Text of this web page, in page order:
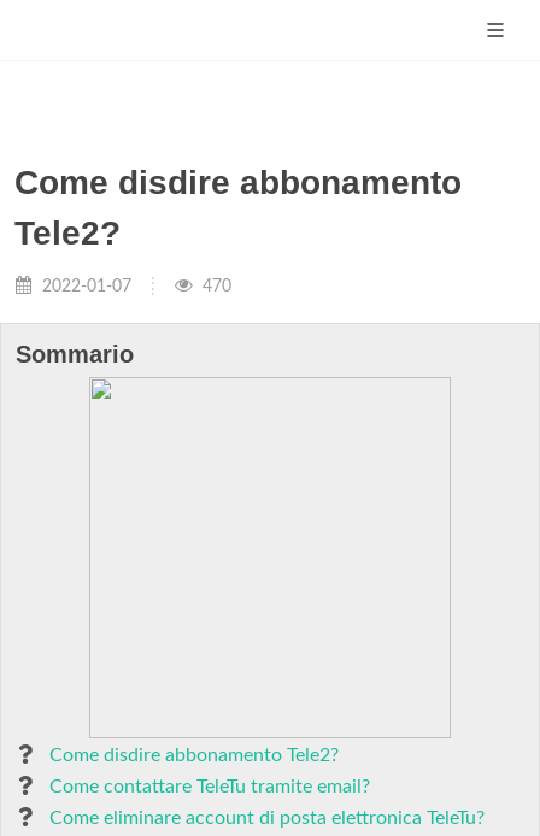
Come disdire abbonamento
Tele2?
2022-01-07 470
Sommario
Come disdire abbonamento Tele2?
Come contattare TeleTu tramite email?
Come eliminare account di posta elettronica TeleTu?